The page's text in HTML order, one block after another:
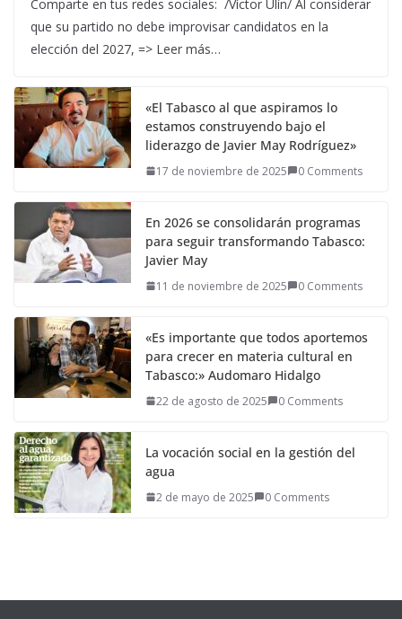
Comparte en tus redes sociales: /Víctor Ulín/ Al considerar
que su partido no debe improvisar candidatos en la
elección del 2027, => Leer más…
«El Tabasco al que aspiramos lo
estamos construyendo bajo el
liderazgo de Javier May Rodríguez»
17 de noviembre de 2025 0 Comments
En 2026 se consolidarán programas
para seguir transformando Tabasco:
Javier May
11 de noviembre de 2025 0 Comments
«Es importante que todos aportemos
para crecer en materia cultural en
Tabasco:» Audomaro Hidalgo
22 de agosto de 2025 0 Comments
La vocación social en la gestión del
agua
2 de mayo de 2025 0 Comments